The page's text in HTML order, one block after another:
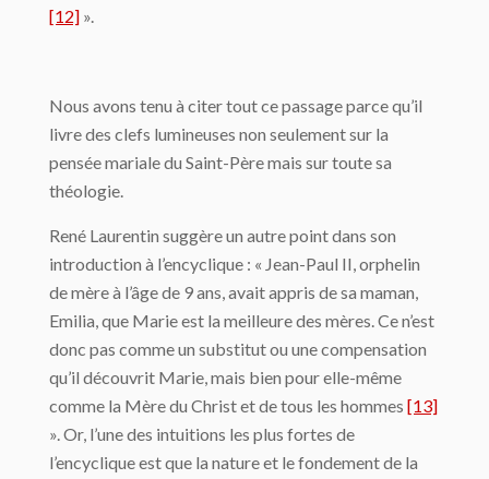
[12] ».
Nous avons tenu à citer tout ce passage parce qu’il
livre des clefs lumineuses non seulement sur la
pensée mariale du Saint-Père mais sur toute sa
théologie.
René Laurentin suggère un autre point dans son
introduction à l’encyclique : « Jean-Paul II, orphelin
de mère à l’âge de 9 ans, avait appris de sa maman,
Emilia, que Marie est la meilleure des mères. Ce n’est
donc pas comme un substitut ou une compensation
qu’il découvrit Marie, mais bien pour elle-même
comme la Mère du Christ et de tous les hommes [13]
». Or, l’une des intuitions les plus fortes de
l’encyclique est que la nature et le fondement de la